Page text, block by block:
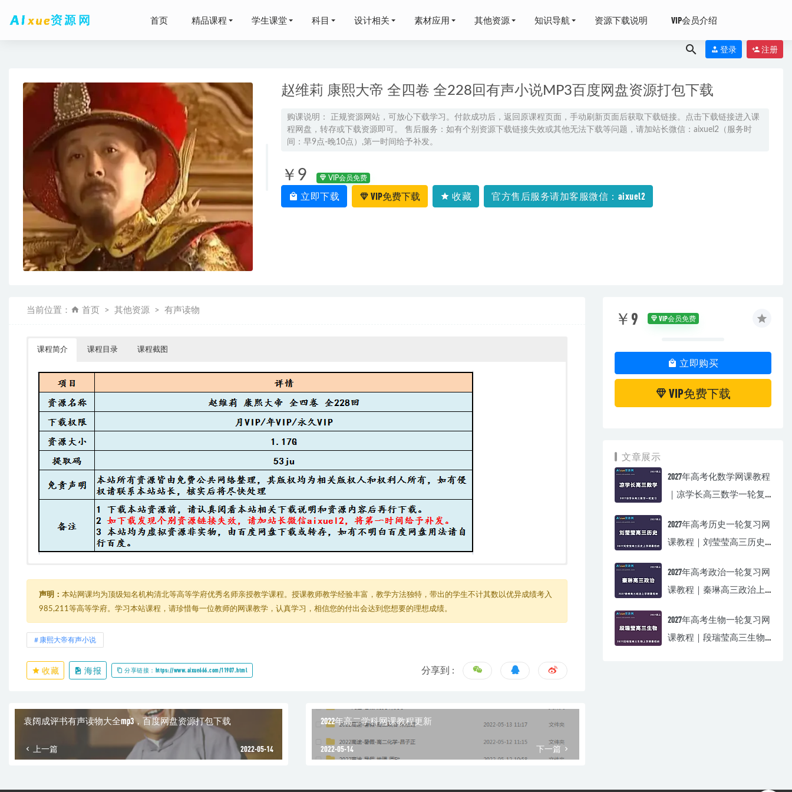
首页 精品课程 学生课堂 科目 设计相关 素材应用 其他资源 知识导航 资源下载说明 VIP会员介绍
登录 注册
赵维莉 康熙大帝 全四卷 全228回有声小说MP3百度网盘资源打包下载
购课说明： 正规资源网站，可放心下载学习。付款成功后，返回原课程页面，手动刷新页面后获取下载链接。点击下载链接进入课
程网盘，转存或下载资源即可。 售后服务：如有个别资源下载链接失效或其他无法下载等问题，请加站长微信：aixuel2（服务时
间：早9点-晚10点）,第一时间给予补发。
￥9 VIP会员免费
立即下载 VIP免费下载 收藏 官方售后服务请加客服微信：aixuel2
当前位置： 首页 其他资源 有声读物
课程简介 课程目录 课程截图
└─ 赵维莉 康熙大帝 全四卷 全228回.rar
声明： 本站网课均为顶级知名机构清北等高等学府优秀名师亲授教学课程。授课教师教学经验丰富，教学方法独特，带出的学生不计其数以优异成绩考入
985,211等高等学府。学习本站课程，请珍惜每一位教师的网课教学，认真学习，相信您的付出会达到您想要的理想成绩。
康熙大帝有声小说
收藏 海报 分享链接：https://www.aixue666.com/11907.html 分享到 :
袁阔成评书有声读物大全mp3，百度网盘资源打包下载
上一篇 2022-05-14
2022年高二学科网课教程更新
2022-05-14 下一篇
￥9 VIP会员免费
立即购买
VIP免费下载
文章展示
2027年高考化数学网课教程
｜凉学长高三数学一轮复
2027年高考历史一轮复习网
课教程｜刘莹莹高三历史
2027年高考政治一轮复习网
课教程｜秦琳高三政治上
2027年高考生物一轮复习网
课教程｜段瑞莹高三生物
猿辅导高中生物教学课程全套（精品）,99.17G课程百度网盘资源打包下载 2021-06-26
瑜伽音乐-12首百度网盘资源打包下载
离高考还有2个月的时间，怎样在这两个月内快速提高学习成绩
职场必备教程成为HR专家的100门必修课，19G课程百度网盘资源下载
2022年高考英语教学课程陈正康英语全年联报班网课教程，80.76G学习资料百度云盘资
源下载 2022-03-23